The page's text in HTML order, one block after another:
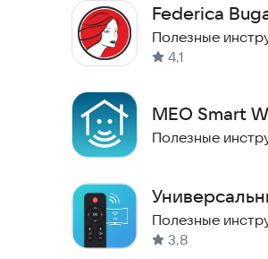
Скачайте приложение
Federica
Полезные
4,1
MEO Smart
Полезные
ТВ
Полезные
3,8